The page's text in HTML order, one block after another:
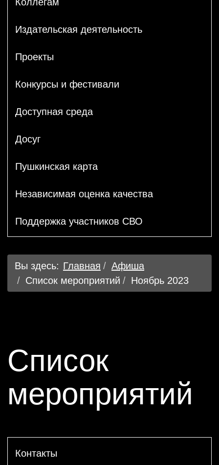
Издательская деятельность
Проекты
Конкурсы и фестивали
Доступная среда
Досуг
Пушкинская карта
Независимая оценка качества
Поддержка участников СВО
Вы здесь: Главная
Афиша
Список мероприятий
Ноябрь 2023
Список
мероприятий
Контакты